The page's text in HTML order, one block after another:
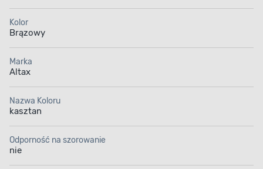
Kolor
Brązowy
Marka
Altax
Nazwa Koloru
kasztan
Odporność na szorowanie
nie